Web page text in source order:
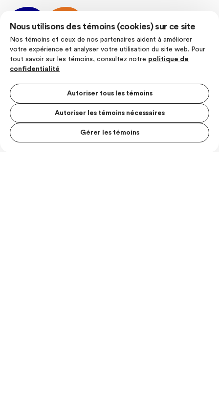
Nous utilisons des témoins (cookies) sur ce site
Nos témoins et ceux de nos partenaires aident à améliorer
votre expérience et analyser votre utilisation du site web. Pour
tout savoir sur les témoins, consultez notre politique de
confidentialité
Autoriser tous les témoins
Autoriser les témoins nécessaires
Gérer les témoins
Politique de confidentialité
Conditions d’utilisation
© Les Producteurs de lait du Quebec
MENU